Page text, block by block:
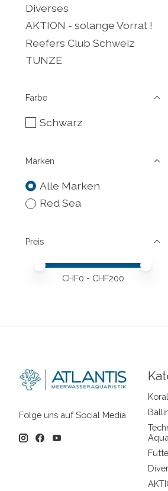
Diverses
AKTION - solange Vorrat !
Reefers Club Schweiz
TUNZE
Farbe
Schwarz
Marken
Alle Marken
Red Sea
Preis
Preis – Mindestwert
Price maximum value
CHF0 - CHF200
Folge uns auf Social Media